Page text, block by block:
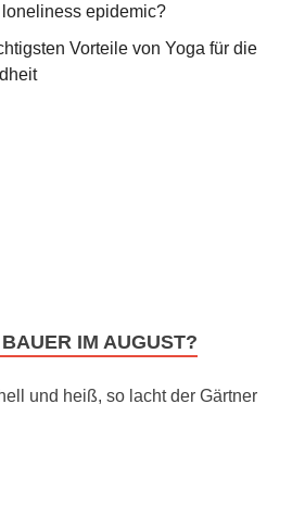
epidemic?
Vorteile von Yoga für die
IM AUGUST?
und heiß, so lacht der Gärtner